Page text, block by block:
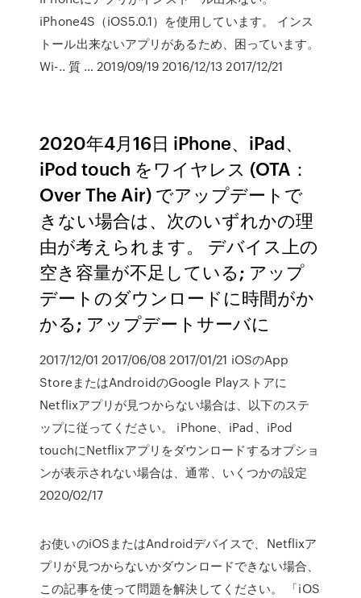
iPhone4S（iOS5.0.1）を使用しています。 インス
トール出来ないアプリがあるため、困っています。
Wi-.. 質 … 2019/09/19 2016/12/13 2017/12/21
2020年4月16日 iPhone、iPad、
iPod touch をワイヤレス (OTA：
Over The Air) でアップデートで
きない場合は、次のいずれかの理
由が考えられます。 デバイス上の
空き容量が不足している; アップ
デートのダウンロードに時間がか
かる; アップデートサーバに
2017/12/01 2017/06/08 2017/01/21 iOSのApp
StoreまたはAndroidのGoogle Playストアに
Netflixアプリが見つからない場合は、以下のステ
ップに従ってください。 iPhone、iPad、iPod
touchにNetflixアプリをダウンロードするオプショ
ンが表示されない場合は、通常、いくつかの設定
2020/02/17
お使いのiOSまたはAndroidデバイスで、Netflixア
プリが見つからないかダウンロードできない場合、
この記事を使って問題を解決してください。 「iOS